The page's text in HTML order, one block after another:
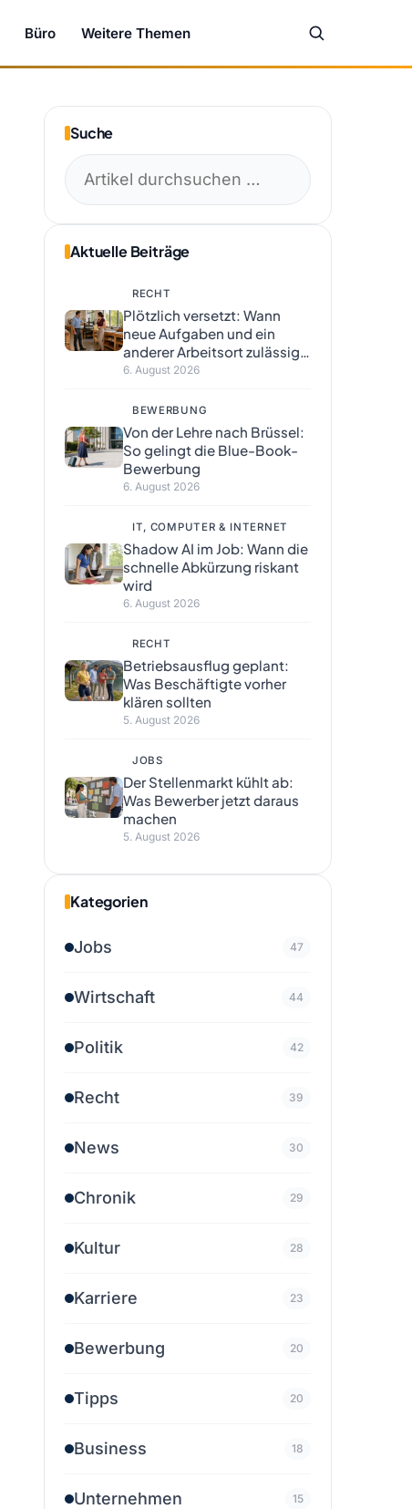
Büro Weitere Themen
Suche
Aktuelle Beiträge
RECHT
Plötzlich versetzt: Wann
neue Aufgaben und ein
anderer Arbeitsort zulässig
sind
6. August 2026
BEWERBUNG
Von der Lehre nach Brüssel:
So gelingt die Blue-Book-
Bewerbung
6. August 2026
IT, COMPUTER & INTERNET
Shadow AI im Job: Wann die
schnelle Abkürzung riskant
wird
6. August 2026
RECHT
Betriebsausflug geplant:
Was Beschäftigte vorher
klären sollten
5. August 2026
JOBS
Der Stellenmarkt kühlt ab:
Was Bewerber jetzt daraus
machen
5. August 2026
Kategorien
Jobs 47
Wirtschaft 44
Politik 42
Recht 39
News 30
Chronik 29
Kultur 28
Karriere 23
Bewerbung 20
Tipps 20
Business 18
Unternehmen 15